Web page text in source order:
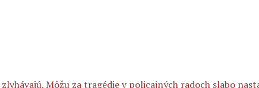
Môžu za tragédie v policajných radoch slabo